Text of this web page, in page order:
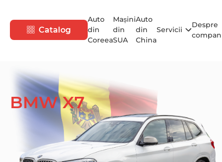
Catalog
Auto
din
Coreea
Mașini
din
SUA
Auto
din
China
Servicii
Despre
BMW X7